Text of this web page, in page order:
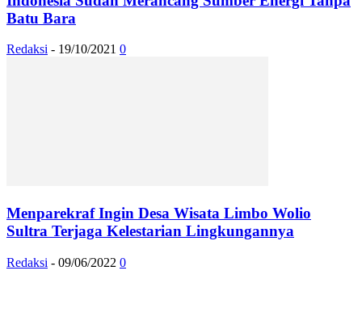
Batu Bara
Redaksi - 19/10/2021 0
Menparekraf Ingin Desa Wisata Limbo Wolio
Sultra Terjaga Kelestarian Lingkungannya
Redaksi - 09/06/2022 0